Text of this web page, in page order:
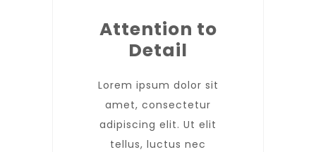
Attention to
Detail
Lorem ipsum dolor sit
amet, consectetur
adipiscing elit. Ut elit
tellus, luctus nec